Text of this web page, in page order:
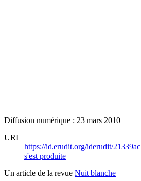
Diffusion numérique : 23 mars 2010
URI
https://id.erudit.org/iderudit/21339ac
s'est produite
Un article de la revue Nuit blanche